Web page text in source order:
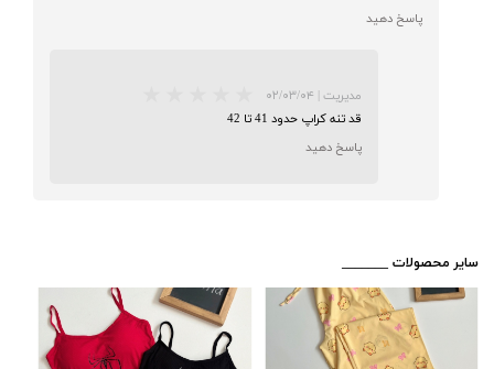
پاسخ دهید
مدیریت| ۰۲/۰۳/۰۴
قد تنه کراپ حدود 41 تا 42
پاسخ دهید
​_______ سایر محصولات